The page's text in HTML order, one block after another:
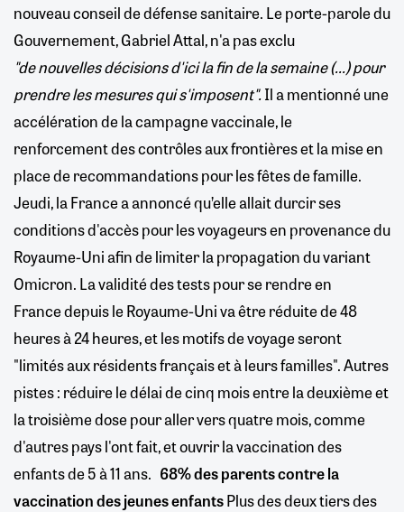
nouveau conseil de défense sanitaire. Le porte-parole du
Gouvernement, Gabriel Attal, n'a pas exclu
"de nouvelles décisions d'ici la fin de la semaine (...) pour
prendre les mesures qui s'imposent".Il a mentionné une
accélération de la campagne vaccinale, le
renforcement des contrôles aux frontières et la mise en
place de recommandations pour les fêtes de famille.
Jeudi, la France a annoncé qu’elle allait durcir ses
conditions d'accès pour les voyageurs en provenance du
Royaume-Uni afin de limiter la propagation du variant
Omicron. La validité des tests pour se rendre en
France depuis le Royaume-Uni va être réduite de 48
heures à 24 heures, et les motifs de voyage seront
"limités aux résidents français et à leurs familles". Autres
pistes : réduire le délai de cinq mois entre la deuxième et
la troisième dose pour aller vers quatre mois, comme
d'autres pays l'ont fait, et ouvrir la vaccination des
enfants de 5 à 11 ans. 68% des parents contre la
vaccination des jeunes enfantsPlus des deux tiers des